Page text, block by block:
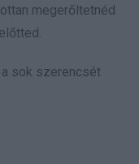
megerőltetnéd
sok szerencsét